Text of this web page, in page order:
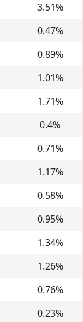
3.51%
0.47%
0.89%
1.01%
1.71%
0.4%
0.71%
1.17%
0.58%
0.95%
1.34%
1.26%
0.76%
0.23%